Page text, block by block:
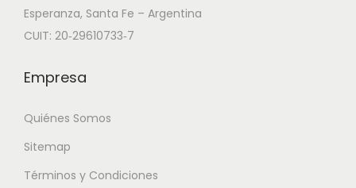
Esperanza, Santa Fe – Argentina
CUIT: 20‑29610733‑7
Empresa
Quiénes Somos
Sitemap
Términos y Condiciones